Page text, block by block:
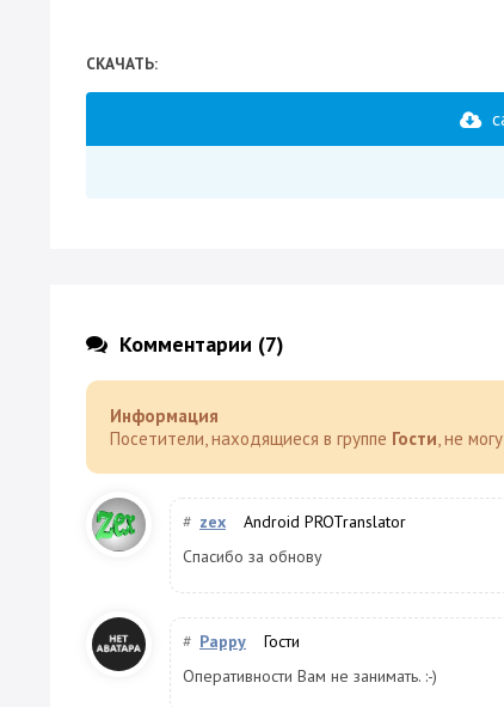
СКАЧАТЬ:
Комментарии (7)
Информация
Посетители, находящиеся в группе Гости, не
# zex Android PROTranslator
Спасибо за обнову
# Pappy Гости
Оперативности Вам не занимать. :-)